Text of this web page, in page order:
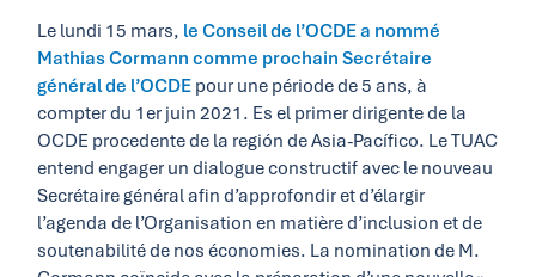
Le lundi 15 mars, le Conseil de l’OCDE a nommé
Mathias Cormann comme prochain Secrétaire
général de l’OCDE pour une période de 5 ans, à
compter du 1er juin 2021. Es el primer dirigente de la
OCDE procedente de la región de Asia-Pacífico. Le TUAC
entend engager un dialogue constructif avec le nouveau
Secrétaire général afin d’approfondir et d’élargir
l’agenda de l’Organisation en matière d’inclusion et de
soutenabilité de nos économies. La nomination de M.